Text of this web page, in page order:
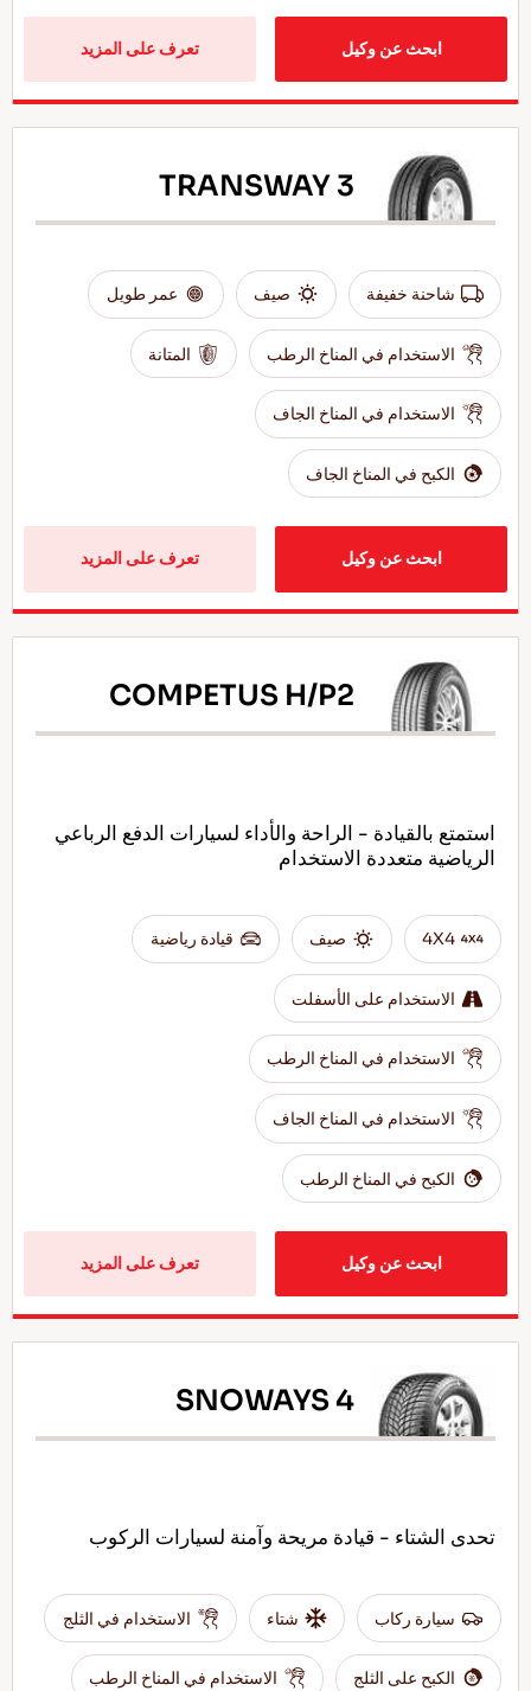
ابحث عن وكيل تعرف على المزيد
TRANSWAY 3
شاحنة خفيفة صيف عمر طويل
الاستخدام في المناخ الرطب المتانة
الاستخدام في المناخ الجاف
الكبح في المناخ الجاف
ابحث عن وكيل تعرف على المزيد
COMPETUS H/P2
استمتع بالقيادة - الراحة والأداء لسيارات الدفع الرباعي
الرياضية متعددة الاستخدام
4X4 صيف قيادة رياضية
الاستخدام على الأسفلت
الاستخدام في المناخ الرطب
الاستخدام في المناخ الجاف
الكبح في المناخ الرطب
ابحث عن وكيل تعرف على المزيد
SNOWAYS 4
تحدى الشتاء - قيادة مريحة وآمنة لسيارات الركوب
سيارة ركاب شتاء الاستخدام في الثلج
الكبح على الثلج الاستخدام في المناخ الرطب